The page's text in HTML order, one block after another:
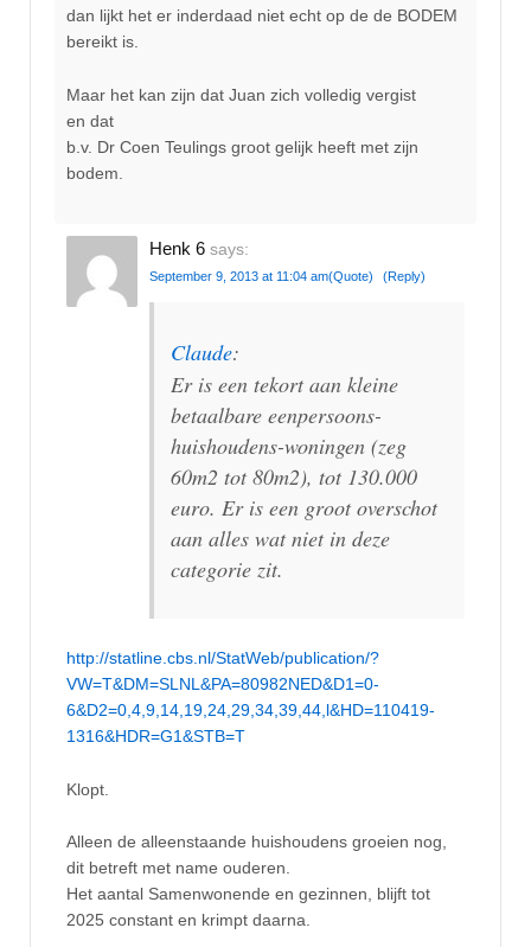
dan lijkt het er inderdaad niet echt op de de BODEM
bereikt is.
Maar het kan zijn dat Juan zich volledig vergist
en dat
b.v. Dr Coen Teulings groot gelijk heeft met zijn
bodem.
Henk 6 says:
September 9, 2013 at 11:04 am(Quote) (Reply)
Claude:
Er is een tekort aan kleine
betaalbare eenpersoons-
huishoudens-woningen (zeg
60m2 tot 80m2), tot 130.000
euro. Er is een groot overschot
aan alles wat niet in deze
categorie zit.
http://statline.cbs.nl/StatWeb/publication/?
VW=T&DM=SLNL&PA=80982NED&D1=0-
6&D2=0,4,9,14,19,24,29,34,39,44,l&HD=110419-
1316&HDR=G1&STB=T
Klopt.
Alleen de alleenstaande huishoudens groeien nog,
dit betreft met name ouderen.
Het aantal Samenwonende en gezinnen, blijft tot
2025 constant en krimpt daarna.